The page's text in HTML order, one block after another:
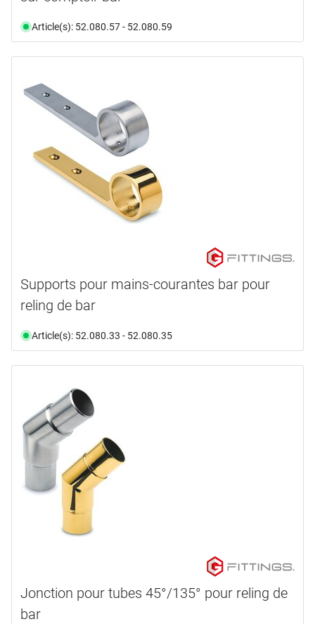
Article(s): 52.080.57 - 52.080.59
Supports pour mains-courantes bar pour
reling de bar
Article(s): 52.080.33 - 52.080.35
Jonction pour tubes 45°/135° pour reling de
bar